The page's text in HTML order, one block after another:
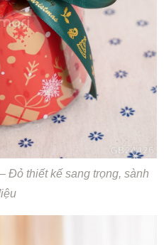
Đỏ thiết kế sang trọng, sành